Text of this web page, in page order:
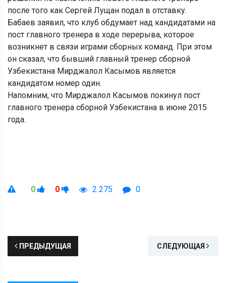
после того как Сергей Лущан подал в отставку.
Бабаев заявил, что клуб обдумает над кандидатами на
пост главного тренера в ходе перерыва, которое
возникнет в связи играми сборных команд. При этом
он сказал, что бывший главный тренер сборной
Узбекистана Мирджалол Касымов является
кандидатом номер один.
Напомним, что Мирджалол Касымов покинул пост
главного тренера сборной Узбекистана в июне 2015
года.
0 0 2 275 0
ПРЕДЫДУЩАЯ СЛЕДУЮЩАЯ